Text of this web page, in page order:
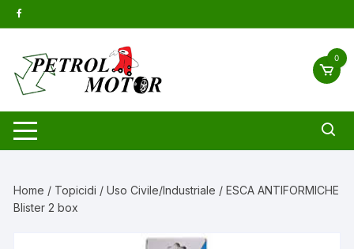
al
0
Home / Topicidi /Uso Civile/Industriale / ESCA ANTIFORMICHE
Blister 2 box